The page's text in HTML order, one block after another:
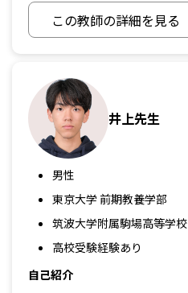
この教師の詳細を見る
井上先生
男性
東京大学 前期教養学部
筑波大学附属駒場高等学校
高校受験経験あり
自己紹介